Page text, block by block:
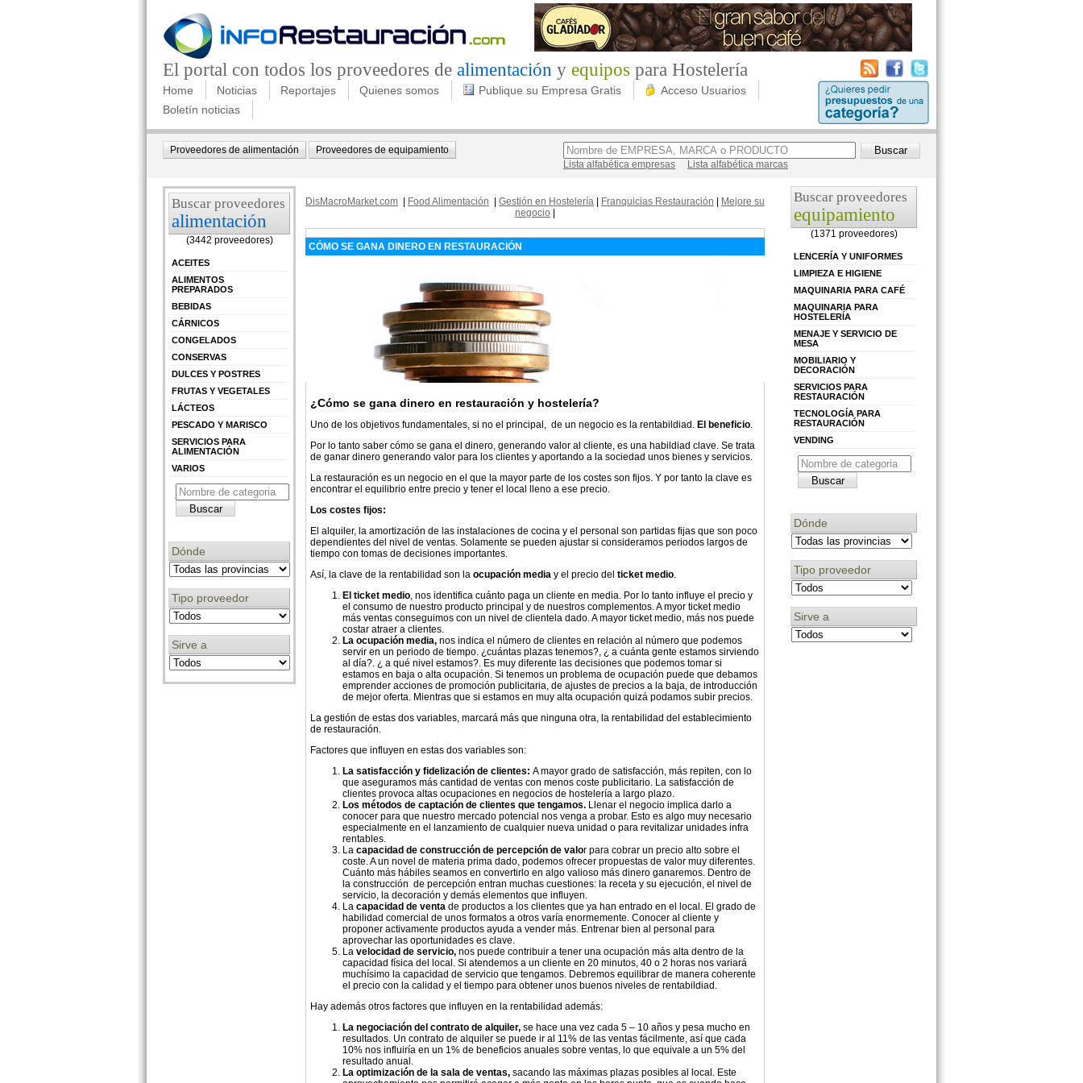
El portal con todos los proveedores de alimentación y equipos para Hostelería
Home Noticias Reportajes Quienes somos Publique su Empresa Gratis
Acceso Usuarios
Boletín noticias
Proveedores de alimentación
Proveedores de equipamiento
Lista alfabética empresas
Lista alfabética marcas
Buscar proveedores
alimentación
(3442 proveedores)
ACEITES
ALIMENTOS
PREPARADOS
BEBIDAS
CÁRNICOS
CONGELADOS
CONSERVAS
DULCES Y POSTRES
FRUTAS Y VEGETALES
LÁCTEOS
PESCADO Y MARISCO
SERVICIOS PARA
ALIMENTACIÓN
VARIOS
Dónde
Tipo proveedor
Sirve a
DisMacroMarket.com Food Alimentación Gestión en Hostelería Franquicias Restauración
Mejore su
negocio
CÓMO SE GANA DINERO EN RESTAURACIÓN
¿Cómo se gana dinero en restauración y hostelería?
Uno de los objetivos fundamentales, si no el principal, de un negocio es la rentabildiad. El beneficio.
Por lo tanto saber cómo se gana el dinero, generando valor al cliente, es una habildiad clave. Se trata
de ganar dinero generando valor para los clientes y aportando a la sociedad unos bienes y servicios.
La restauración es un negocio en el que la mayor parte de los costes son fijos. Y por tanto la clave es
encontrar el equilibrio entre precio y tener el local lleno a ese precio.
Los costes fijos:
El alquiler, la amortización de las instalaciones de cocina y el personal son partidas fijas que son poco
dependientes del nivel de ventas. Solamente se pueden ajustar si consideramos periodos largos de
tiempo con tomas de decisiones importantes.
Así, la clave de la rentabilidad son la ocupación media y el precio del ticket medio.
El ticket medio, nos identifica cuánto paga un cliente en media. Por lo tanto influye el precio y
el consumo de nuestro producto principal y de nuestros complementos. A myor ticket medio
más ventas conseguimos con un nivel de clientela dado. A mayor ticket medio, más nos puede
costar atraer a clientes.
La ocupación media, nos indica el número de clientes en relación al número que podemos
servir en un periodo de tiempo. ¿cuántas plazas tenemos?, ¿ a cuánta gente estamos sirviendo
al día?. ¿ a qué nivel estamos?. Es muy diferente las decisiones que podemos tomar si
estamos en baja o alta ocupación. Si tenemos un problema de ocupación puede que debamos
emprender acciones de promoción publicitaria, de ajustes de precios a la baja, de introducción
de mejor oferta. Mientras que si estamos en muy alta ocupación quizá podamos subir precios.
La gestión de estas dos variables, marcará más que ninguna otra, la rentabilidad del establecimiento
de restauración.
Factores que influyen en estas dos variables son:
La satisfacción y fidelización de clientes: A mayor grado de satisfacción, más repiten, con lo
que aseguramos más cantidad de ventas con menos coste publicitario. La satisfacción de
clientes provoca altas ocupaciones en negocios de hostelería a largo plazo.
Los métodos de captación de clientes que tengamos. Llenar el negocio implica darlo a
conocer para que nuestro mercado potencial nos venga a probar. Esto es algo muy necesario
especialmente en el lanzamiento de cualquier nueva unidad o para revitalizar unidades infra
rentables.
La capacidad de construcción de percepción de valor para cobrar un precio alto sobre el
coste. A un novel de materia prima dado, podemos ofrecer propuestas de valor muy diferentes.
Cuánto más hábiles seamos en convertirlo en algo valioso más dinero ganaremos. Dentro de
la construcción de percepción entran muchas cuestiones: la receta y su ejecución, el nivel de
servicio, la decoración y demás elementos que influyen.
La capacidad de venta de productos a los clientes que ya han entrado en el local. El grado de
habilidad comercial de unos formatos a otros varía enormemente. Conocer al cliente y
proponer activamente productos ayuda a vender más. Entrenar bien al personal para
aprovechar las oportunidades es clave.
La velocidad de servicio, nos puede contribuir a tener una ocupación más alta dentro de la
capacidad física del local. Si atendemos a un cliente en 20 minutos, 40 o 2 horas nos variará
muchísimo la capacidad de servicio que tengamos. Debremos equilibrar de manera coherente
el precio con la calidad y el tiempo para obtener unos buenos niveles de rentabildiad.
Hay además otros factores que influyen en la rentabilidad además:
La negociación del contrato de alquiler, se hace una vez cada 5 – 10 años y pesa mucho en
resultados. Un contrato de alquiler se puede ir al 11% de las ventas fácilmente, así que cada
10% nos influiría en un 1% de beneficios anuales sobre ventas, lo que equivale a un 5% del
resultado anual.
La optimización de la sala de ventas, sacando las máximas plazas posibles al local. Este
Buscar proveedores
equipamiento
(1371 proveedores)
LENCERÍA Y UNIFORMES
LIMPIEZA E HIGIENE
MAQUINARIA PARA CAFÉ
MAQUINARIA PARA
HOSTELERÍA
MENAJE Y SERVICIO DE
MESA
MOBILIARIO Y
DECORACIÓN
SERVICIOS PARA
RESTAURACIÓN
TECNOLOGÍA PARA
RESTAURACIÓN
VENDING
Dónde
Tipo proveedor
Sirve a